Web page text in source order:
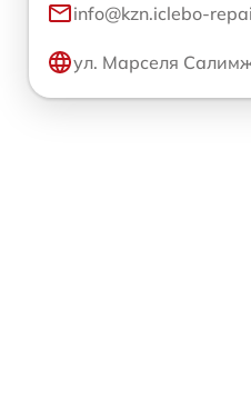
info@kzn.iclebo-
ул. Марселя